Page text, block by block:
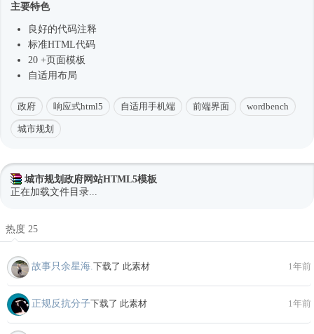
主要特色
良好的代码注释
标准HTML代码
20 +页面模板
自适用布局
政府 响应式html5 自适用手机端 前端界面 wordbench
城市规划
城市规划政府网站HTML5模板
正在加载文件目录...
热度 25
故事只余星海. 下载了 此素材 1年前
正规反抗分子下载了 此素材 1年前